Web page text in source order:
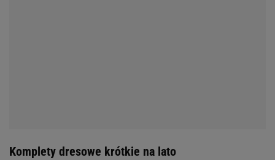
Komplety dresowe krótkie na lato